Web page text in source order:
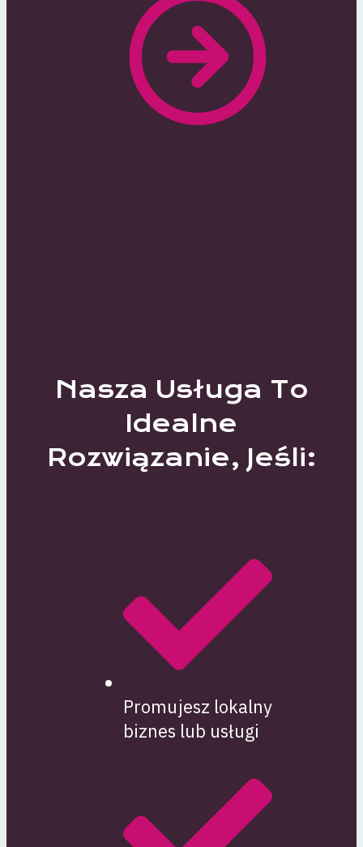
Nasza Usługa To
Idealne
Rozwiązanie, Jeśli:
Promujesz lokalny
biznes lub usługi